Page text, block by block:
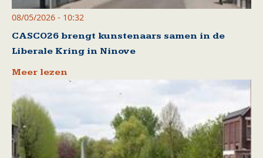
08/05/2026 - 10:32
CASCO26 brengt kunstenaars samen in de
Liberale Kring in Ninove
Meer lezen